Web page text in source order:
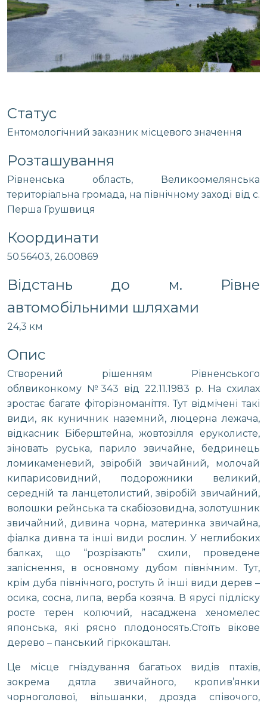
Статус
Ентомологічний заказник місцевого значення
Розташування
Рівненська область, Великоомелянська
територіальна громада, на північному заході від с.
Перша Грушвиця
Координати
50.56403, 26.00869
Відстань до м. Рівне
автомобільними шляхами
24,3 км
Опис
Створений рішенням Рівненського
облвиконкому №343 від 22.11.1983 р. На схилах
зростає багате фіторізноманіття. Тут відмічені такі
види, як куничник наземний, люцерна лежача,
відкасник Біберштейна, жовтозілля еруколисте,
зіновать руська, парило звичайне, бедринець
ломикаменевий, звіробій звичайний, молочай
кипарисовидний, подорожники великий,
середній та ланцетолистий, звіробій звичайний,
волошки рейнська та скабіозовидна, золотушник
звичайний, дивина чорна, материнка звичайна,
фіалка дивна та інші види рослин. У неглибоких
балках, що “розрізають” схили, проведене
заліснення, в основному дубом північним. Тут,
крім дуба північного, ростуть й інші види дерев –
осика, сосна, липа, верба козяча. В ярусі підліску
росте терен колючий, насаджена хеномелес
японська, які рясно плодоносять.Стоїть вікове
дерево – панський гіркокаштан.
Це місце гніздування багатьох видів птахів,
зокрема дятла звичайного, кропив’янки
чорноголової, вільшанки, дрозда співочого,